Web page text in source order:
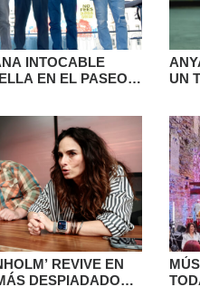
INTOCABLE
EN EL PASEO
UN
REVIVE EN
DESPIADADO